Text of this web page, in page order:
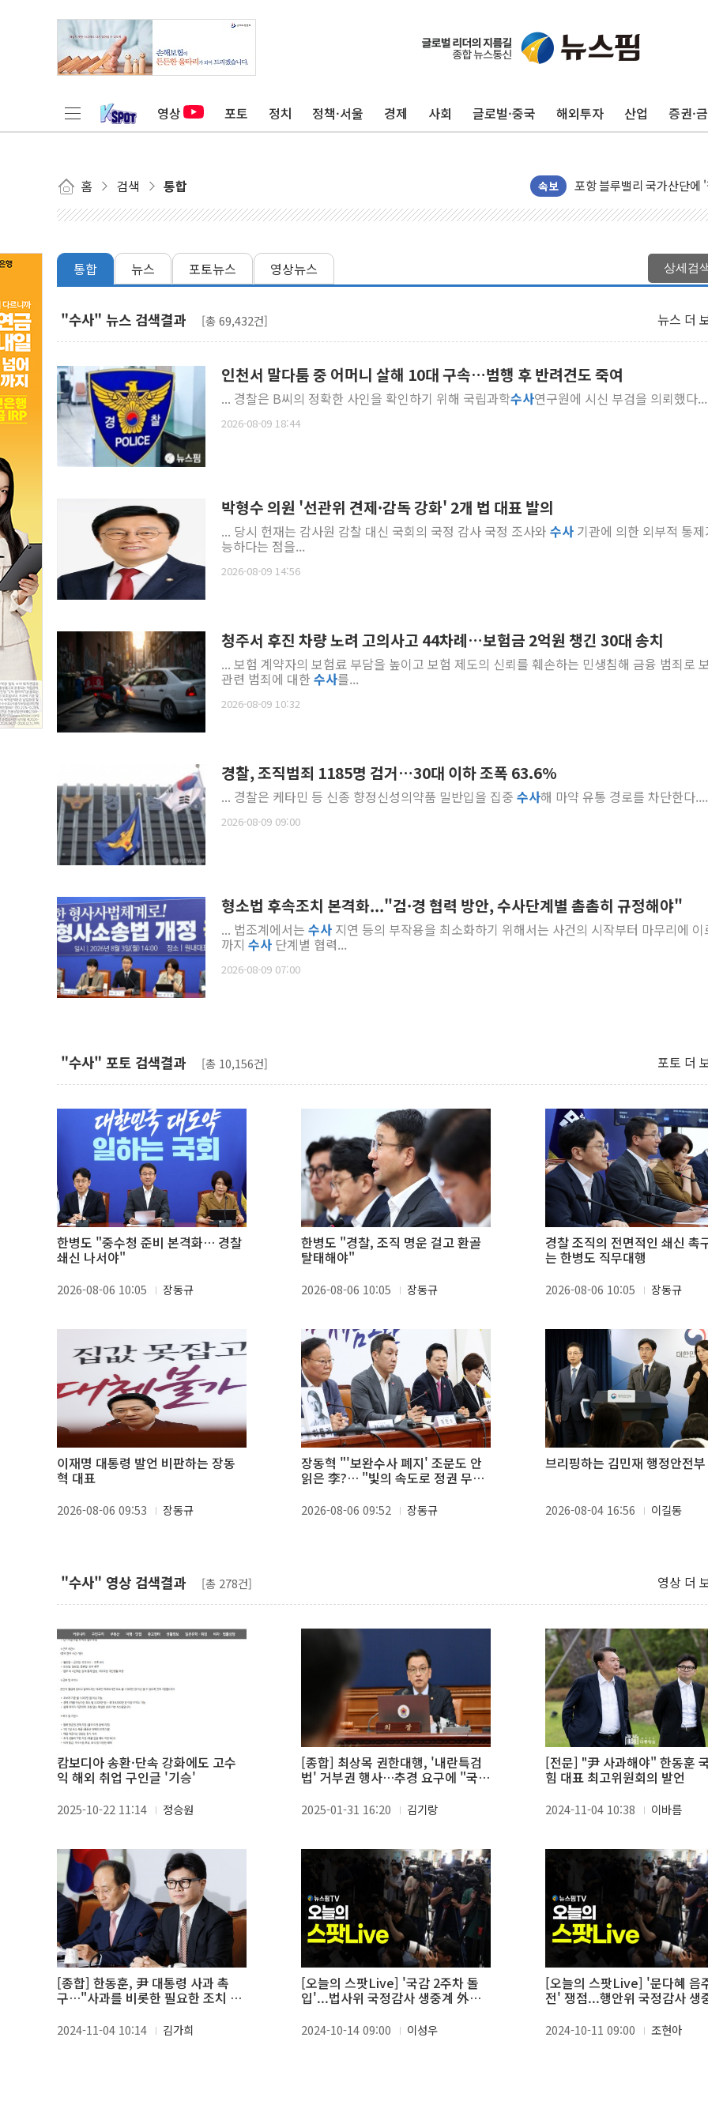
영상 포토 정치 정책·서울 경제 사회 글로벌·중국 해외투자 산업 증권·
홈 검색 통합 속보
125mm 폭우 쏟아진 울진
평택 진위면 공장서 탱크
상주 낙동강 선착장 하류
[종합] 김민석, 정청래에
인천서 말다툼 중 어머니
김민석, 강원·대구·경북
[속보] 민주, 경북 경선 결
[속보] 민주, 강원 경선 결
정재헌 CEO, SKT 장기고
윤준병·이해민 의원, '정
통합 뉴스 포토뉴스 영상뉴스 상세검
"수사" 뉴스 검색결과 [총 69,432건] 뉴스 더
인천서 말다툼 중 어머니 살해 10대 구속…범행 후 반려견도 죽여
... 경찰은 B씨의 정확한 사인을 확인하기 위해 국립과학수사연구원에 시신 부검을 의뢰했다
2026-08-09 18:44
박형수 의원 '선관위 견제·감독 강화' 2개 법 대표 발의
... 당시 헌재는 감사원 감찰 대신 국회의 국정 감사 국정 조사와 수사 기관에 의한 외부적 통
능하다는 점을...
2026-08-09 14:56
청주서 후진 차량 노려 고의사고 44차례…보험금 2억원 챙긴 30대 송치
... 보험 계약자의 보험료 부담을 높이고 보험 제도의 신뢰를 훼손하는 민생침해 금융 범죄로
관련 범죄에 대한 수사를...
2026-08-09 10:32
경찰, 조직범죄 1185명 검거…30대 이하 조폭 63.6%
... 경찰은 케타민 등 신종 향정신성의약품 밀반입을 집중 수사해 마약 유통 경로를 차단한다....
2026-08-09 09:00
형소법 후속조치 본격화..."검·경 협력 방안, 수사단계별 촘촘히 규정해야"
... 법조계에서는 수사 지연 등의 부작용을 최소화하기 위해서는 사건의 시작부터 마무리에 이
까지 수사 단계별 협력...
2026-08-09 07:00
"수사" 포토 검색결과 [총 10,156건] 포토 더
한병도 "중수청 준비 본격화… 경찰
쇄신 나서야"
2026-08-06 10:05 장동규
한병도 "경찰, 조직 명운 걸고 환골
탈태해야"
2026-08-06 10:05 장동규
경찰 조직의 전면적인 쇄신 촉
는 한병도 직무대행
2026-08-06 10:05 장동규
이재명 대통령 발언 비판하는 장동
혁 대표
2026-08-06 09:53 장동규
장동혁 "'보완수사 폐지' 조문도 안
읽은 李?… "빛의 속도로 정권 무너
2026-08-06 09:52 장동규
브리핑하는 김민재 행정안전
2026-08-04 16:56 이길동
"수사" 영상 검색결과 [총 278건] 영상 더
캄보디아 송환·단속 강화에도 고수
익 해외 취업 구인글 '기승'
2025-10-22 11:14 정승원
[종합] 최상목 권한대행, '내란특검
법' 거부권 행사…추경 요구에 "국정
2025-01-31 16:20 김기랑
[전문] "尹 사과해야" 한동훈
힘 대표 최고위원회의 발언
2024-11-04 10:38 이바름
[종합] 한동훈, 尹 대통령 사과 촉
구…"사과를 비롯한 필요한 조치 해
2024-11-04 10:14 김가희
[오늘의 스팟Live] '국감 2주차 돌
입'...법사위 국정감사 생중계 外
2024-10-14 09:00 이성우
[오늘의 스팟Live] '문다혜 음
전' 쟁점...행안위 국정감사 생
2024-10-11 09:00 조현아